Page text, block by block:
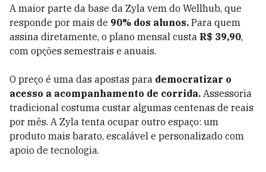
A maior parte da base da Zyla vem do Wellhub, que
responde por mais de 90% dos alunos. Para quem
assina diretamente, o plano mensal custa R$ 39,90,
com opções semestrais e anuais.
O preço é uma das apostas para democratizar o
acesso a acompanhamento de corrida. Assessoria
tradicional costuma custar algumas centenas de reais
por mês. A Zyla tenta ocupar outro espaço: um
produto mais barato, escalável e personalizado com
apoio de tecnologia.